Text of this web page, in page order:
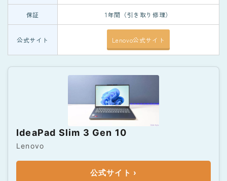
保証 1年間（引き取り修理）
公式サイト Lenovo公式サイト
IdeaPad Slim 3 Gen 10
Lenovo
公式サイト ›